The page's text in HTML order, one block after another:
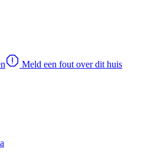
Meld een fout over dit huis